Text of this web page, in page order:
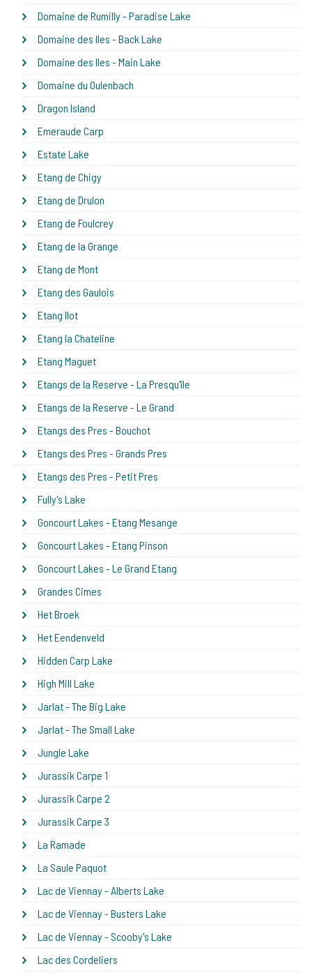
Domaine de Rumilly - Paradise Lake
Domaine des Iles - Back Lake
Domaine des Iles - Main Lake
Domaine du Oulenbach
Dragon Island
Emeraude Carp
Estate Lake
Etang de Chigy
Etang de Drulon
Etang de Foulcrey
Etang de la Grange
Etang de Mont
Etang des Gaulois
Etang Ilot
Etang la Chateline
Etang Maguet
Etangs de la Reserve - La Presqu'île
Etangs de la Reserve - Le Grand
Etangs des Pres - Bouchot
Etangs des Pres - Grands Pres
Etangs des Pres - Petit Pres
Fully's Lake
Goncourt Lakes - Etang Mesange
Goncourt Lakes - Etang Pinson
Goncourt Lakes - Le Grand Etang
Grandes Cimes
Het Broek
Het Eendenveld
Hidden Carp Lake
High Mill Lake
Jarlat - The Big Lake
Jarlat - The Small Lake
Jungle Lake
Jurassik Carpe 1
Jurassik Carpe 2
Jurassik Carpe 3
La Ramade
La Saule Paquot
Lac de Viennay - Alberts Lake
Lac de Viennay - Busters Lake
Lac de Viennay - Scooby's Lake
Lac des Cordeliers